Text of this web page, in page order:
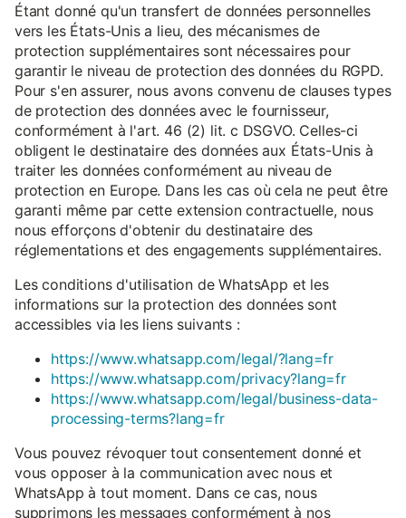
Étant donné qu'un transfert de données personnelles
vers les États-Unis a lieu, des mécanismes de
protection supplémentaires sont nécessaires pour
garantir le niveau de protection des données du RGPD.
Pour s'en assurer, nous avons convenu de clauses types
de protection des données avec le fournisseur,
conformément à l'art. 46 (2) lit. c DSGVO. Celles-ci
obligent le destinataire des données aux États-Unis à
traiter les données conformément au niveau de
protection en Europe. Dans les cas où cela ne peut être
garanti même par cette extension contractuelle, nous
nous efforçons d'obtenir du destinataire des
réglementations et des engagements supplémentaires.
Les conditions d'utilisation de WhatsApp et les
informations sur la protection des données sont
accessibles via les liens suivants :
https://www.whatsapp.com/legal/?lang=fr
https://www.whatsapp.com/privacy?lang=fr
https://www.whatsapp.com/legal/business-data-
processing-terms?lang=fr
Vous pouvez révoquer tout consentement donné et
vous opposer à la communication avec nous et
WhatsApp à tout moment. Dans ce cas, nous
supprimons les messages conformément à nos